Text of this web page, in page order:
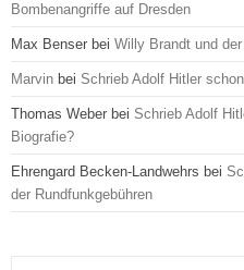
Bombenangriffe auf Dresden
Max Benser bei Willy Brandt und
Marvin bei Schrieb Adolf Hitler
Thomas Weber bei Schrieb Adolf
Biografie?
Ehrengard Becken-Landwehrs bei
der Rundfunkgebühren